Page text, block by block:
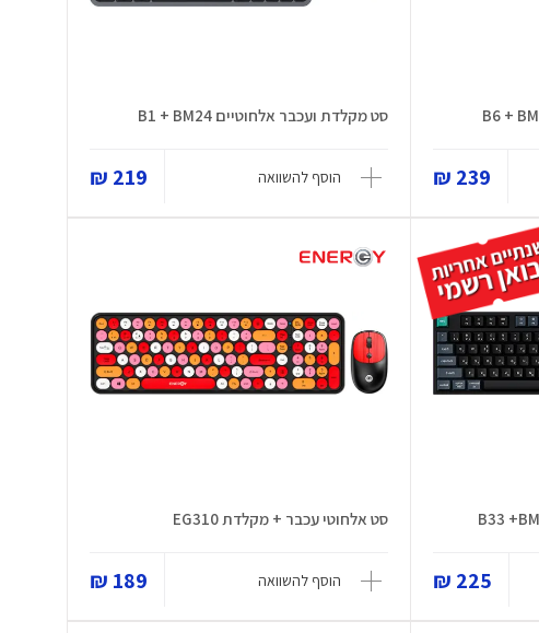
239 ₪
סט מקלדת ועכבר אלחוטיים B1 + BM24
הוסף להשוואה 219 ₪
225 ₪
סט אלחוטי עכבר + מקלדת EG310
הוסף להשוואה 189 ₪